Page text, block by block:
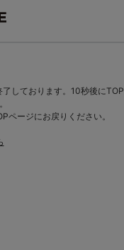
しております。10秒後にTOP
ページにお戻りください。